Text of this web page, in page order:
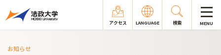
アクセス LANGUAGE 検索 MENU
お知らせ